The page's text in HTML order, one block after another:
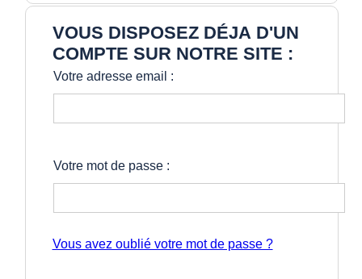
VOUS DISPOSEZ DÉJA D'UN
COMPTE SUR NOTRE SITE :
Votre adresse email :
Votre mot de passe :
Vous avez oublié votre mot de passe ?